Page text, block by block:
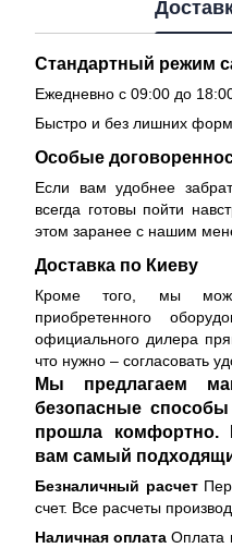
Стандартный режим
Ежедневно с 09:00 до
Быстро и без лишних
Особые
Если вам удобнее
всегда готовы пойти
этом заранее с нашим
Доставка по Киеву
Кроме того, мы
приобретенного
официального дилера
что нужно – согласовать
Мы предлагаем
безопасные
прошла комфортно.
вам самый
Безналичный расчет
счет. Все расчеты
Наличная оплата Оплата